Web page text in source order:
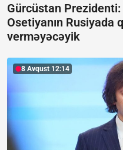
Gürcüstan
Osetiyanın Rusiyada
verməyəcəyik
8 Avqust 12:14